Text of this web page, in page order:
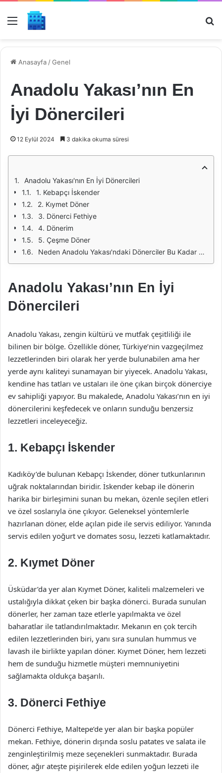
Menü
Anasayfa /Genel
Anadolu Yakası’nın En
İyi Dönercileri
12 Eylül 2024 3 dakika okuma süresi
Anadolu Yakası'nın En İyi Dönercileri
1. Kebapçı İskender
2. Kıymet Döner
3. Dönerci Fethiye
4. Dönerim
5. Çeşme Döner
Neden Anadolu Yakası'ndaki Dönerciler Bu Kadar Özel?
Anadolu Yakası’nın En İyi
Dönercileri
Anadolu Yakası, zengin kültürü ve mutfak çeşitliliği ile
bilinen bir bölge. Özellikle döner, Türkiye’nin vazgeçilmez
lezzetlerinden biri olarak her yerde bulunabilen ama her
yerde aynı kaliteyi sunamayan bir yiyecek. Anadolu Yakası,
kendine has tatları ve ustaları ile öne çıkan birçok dönerciye
ev sahipliği yapıyor. Bu makalede, Anadolu Yakası’nın en iyi
dönercilerini keşfedecek ve onların sunduğu benzersiz
lezzetleri inceleyeceğiz.
1. Kebapçı İskender
Kadıköy’de bulunan Kebapçı İskender, döner tutkunlarının
uğrak noktalarından biridir. İskender kebap ile dönerin
harika bir birleşimini sunan bu mekan, özenle seçilen etleri
ve özel soslarıyla öne çıkıyor. Geleneksel yöntemlerle
hazırlanan döner, elde açılan pide ile servis ediliyor. Yanında
servis edilen yoğurt ve domates sosu, lezzeti katlamaktadır.
2. Kıymet Döner
Üsküdar’da yer alan Kıymet Döner, kaliteli malzemeleri ve
ustalığıyla dikkat çeken bir başka dönerci. Burada sunulan
dönerler, her zaman taze etlerle yapılmakta ve özel
baharatlar ile tatlandırılmaktadır. Mekanın en çok tercih
edilen lezzetlerinden biri, yanı sıra sunulan hummus ve
lavash ile birlikte yapılan döner. Kıymet Döner, hem lezzeti
hem de sunduğu hizmetle müşteri memnuniyetini
sağlamakta oldukça başarılı.
3. Dönerci Fethiye
Dönerci Fethiye, Maltepe’de yer alan bir başka popüler
mekan. Fethiye, dönerin dışında soslu patates ve salata ile
zenginleştirilmiş meze seçenekleri sunmaktadır. Burada
döner, ağır ateşte pişirilerek elde edilen yoğun lezzeti ile